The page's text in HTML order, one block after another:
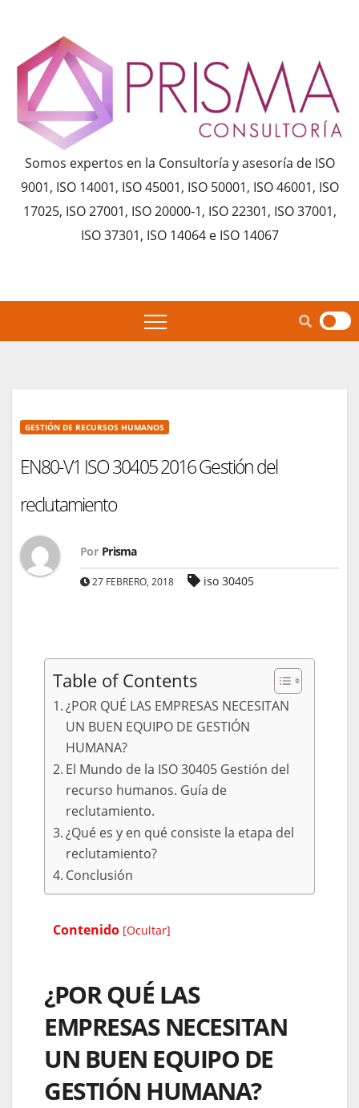
contenido
Somos expertos en la Consultoría y asesoría de ISO
9001, ISO 14001, ISO 45001, ISO 50001, ISO 46001, ISO
17025, ISO 27001, ISO 20000-1, ISO 22301, ISO 37001,
ISO 37301, ISO 14064 e ISO 14067
GESTIÓN DE RECURSOS HUMANOS
EN80-V1 ISO 30405 2016 Gestión del
reclutamiento
Por Prisma
27 FEBRERO, 2018 iso 30405
Table of Contents
¿POR QUÉ LAS EMPRESAS NECESITAN
UN BUEN EQUIPO DE GESTIÓN
HUMANA?
El Mundo de la ISO 30405 Gestión del
recurso humanos. Guía de
reclutamiento.
¿Qué es y en qué consiste la etapa del
reclutamiento?
Conclusión
Contenido [Ocultar]
¿POR QUÉ LAS
EMPRESAS NECESITAN
UN BUEN EQUIPO DE
GESTIÓN HUMANA?